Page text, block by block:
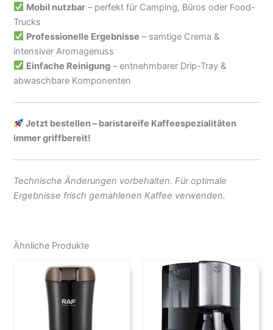
Mobil nutzbar – perfekt für Camping, Büros oder Food-
Trucks
Professionelle Ergebnisse – samtige Crema &
intensiver Aromagenuss
Einfache Reinigung – entnehmbarer Drip-Tray &
abwaschbare Komponenten
Jetzt bestellen – baristareife Kaffeespezialitäten
immer griffbereit!
Technische Änderungen vorbehalten. Für optimale
Ergebnisse frisch gemahlenen Kaffee verwenden.
Ähnliche Produkte